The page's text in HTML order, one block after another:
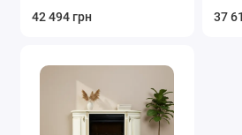
42 494 грн 37